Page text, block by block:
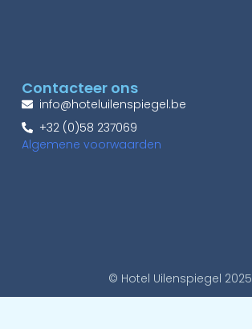
Contacteer ons
info@hoteluilenspiegel.be
+32 (0)58 237069
Algemene voorwaarden
© Hotel Uilenspiegel 2025